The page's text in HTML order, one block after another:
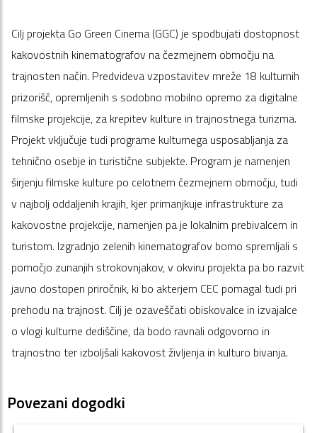
Cilj projekta Go Green Cinema (GGC) je spodbujati dostopnost
kakovostnih kinematografov na čezmejnem območju na
trajnosten način. Predvideva vzpostavitev mreže 18 kulturnih
prizorišč, opremljenih s sodobno mobilno opremo za digitalne
filmske projekcije, za krepitev kulture in trajnostnega turizma.
Projekt vključuje tudi programe kulturnega usposabljanja za
tehnično osebje in turistične subjekte. Program je namenjen
širjenju filmske kulture po celotnem čezmejnem območju, tudi
v najbolj oddaljenih krajih, kjer primanjkuje infrastrukture za
kakovostne projekcije, namenjen pa je lokalnim prebivalcem in
turistom. Izgradnjo zelenih kinematografov bomo spremljali s
pomočjo zunanjih strokovnjakov, v okviru projekta pa bo razvit
javno dostopen priročnik, ki bo akterjem CEC pomagal tudi pri
prehodu na trajnost. Cilj je ozaveščati obiskovalce in izvajalce
o vlogi kulturne dediščine, da bodo ravnali odgovorno in
trajnostno ter izboljšali kakovost življenja in kulturo bivanja.
Povezani dogodki